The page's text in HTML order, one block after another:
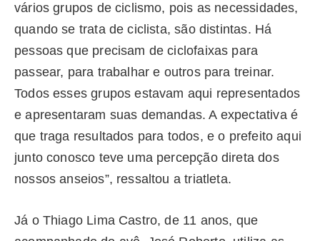
vários grupos de ciclismo, pois as necessidades,
quando se trata de ciclista, são distintas. Há
pessoas que precisam de ciclofaixas para
passear, para trabalhar e outros para treinar.
Todos esses grupos estavam aqui representados
e apresentaram suas demandas. A expectativa é
que traga resultados para todos, e o prefeito aqui
junto conosco teve uma percepção direta dos
nossos anseios”, ressaltou a triatleta.
Já o Thiago Lima Castro, de 11 anos, que